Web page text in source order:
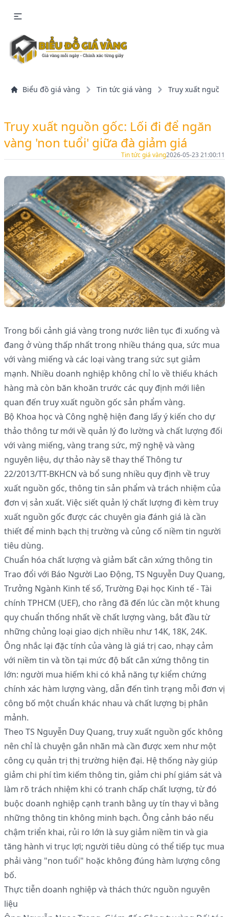
Biểu đồ giá vàng Tin tức giá vàng Truy xuất nguồn
Truy xuất nguồn gốc: Lối đi để ngăn
vàng 'non tuổi' giữa đà giảm giá
Tin tức giá vàng2026-05-23 21:00:11
Trong bối cảnh giá vàng trong nước liên tục đi xuống và
đang ở vùng thấp nhất trong nhiều tháng qua, sức mua
với vàng miếng và các loại vàng trang sức sụt giảm
mạnh. Nhiều doanh nghiệp không chỉ lo về thiếu khách
hàng mà còn băn khoăn trước các quy định mới liên
quan đến truy xuất nguồn gốc sản phẩm vàng.
Bộ Khoa học và Công nghệ hiện đang lấy ý kiến cho dự
thảo thông tư mới về quản lý đo lường và chất lượng đối
với vàng miếng, vàng trang sức, mỹ nghệ và vàng
nguyên liệu, dự thảo này sẽ thay thế Thông tư
22/2013/TT-BKHCN và bổ sung nhiều quy định về truy
xuất nguồn gốc, thông tin sản phẩm và trách nhiệm của
đơn vị sản xuất. Việc siết quản lý chất lượng đi kèm truy
xuất nguồn gốc được các chuyên gia đánh giá là cần
thiết để minh bạch thị trường và củng cố niềm tin người
tiêu dùng.
Chuẩn hóa chất lượng và giảm bất cân xứng thông tin
Trao đổi với Báo Người Lao Động, TS Nguyễn Duy Quang,
Trưởng Ngành Kinh tế số, Trường Đại học Kinh tế - Tài
chính TPHCM (UEF), cho rằng đã đến lúc cần một khung
quy chuẩn thống nhất về chất lượng vàng, bắt đầu từ
những chủng loại giao dịch nhiều như 14K, 18K, 24K.
Ông nhắc lại đặc tính của vàng là giá trị cao, nhạy cảm
với niềm tin và tồn tại mức độ bất cân xứng thông tin
lớn: người mua hiếm khi có khả năng tự kiểm chứng
chính xác hàm lượng vàng, dẫn đến tình trạng mỗi đơn vị
công bố một chuẩn khác nhau và chất lượng bị phân
mảnh.
Theo TS Nguyễn Duy Quang, truy xuất nguồn gốc không
nên chỉ là chuyện gắn nhãn mà cần được xem như một
công cụ quản trị thị trường hiện đại. Hệ thống này giúp
giảm chi phí tìm kiếm thông tin, giảm chi phí giám sát và
làm rõ trách nhiệm khi có tranh chấp chất lượng, từ đó
buộc doanh nghiệp cạnh tranh bằng uy tín thay vì bằng
những thông tin không minh bạch. Ông cảnh báo nếu
chậm triển khai, rủi ro lớn là suy giảm niềm tin và gia
tăng hành vi trục lợi; người tiêu dùng có thể tiếp tục mua
phải vàng "non tuổi" hoặc không đúng hàm lượng công
bố.
Thực tiễn doanh nghiệp và thách thức nguồn nguyên
liệu